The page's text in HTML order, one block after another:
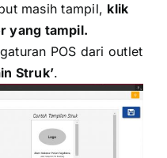
masih tampil, klik
yang tampil.
POS dari outlet
Struk’.